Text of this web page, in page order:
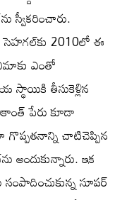
స్వీకరించారు.
సెహగల్‌కు 2010లో ఈ
ఎంతో
తీసుకెళ్లిన
పేరు కూడా
గొప్పతనాన్ని చాటిచెప్పిన
అందుకున్నారు. ఇక
సూపర్